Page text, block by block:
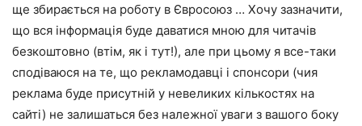
ще збирається на роботу в Євросоюз … Хочу зазначити,
що вся інформація буде даватися мною для читачів
безкоштовно (втім, як і тут!), але при цьому я все-таки
сподіваюся на те, що рекламодавці і спонсори (чия
реклама буде присутній у невеликих кількостях на
сайті) не залишаться без належної уваги з вашого боку